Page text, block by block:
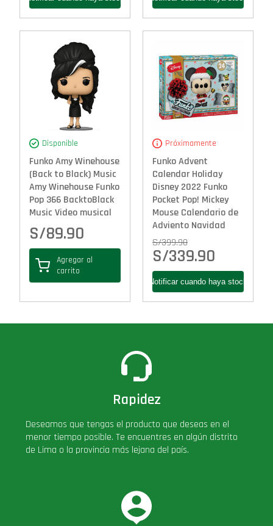
Disponible
Funko Amy Winehouse
(Back to Black) Music
Amy Winehouse Funko
Pop 366 BacktoBlack
Music Video musical
S/89.90
Agregar al
carrito
Próximamente
Funko Advent
Calendar Holiday
Disney 2022 Funko
Pocket Pop! Mickey
Mouse Calendario de
Adviento Navidad
S/399.90
S/339.90
Rapidez
Deseamos que tengas el producto que deseas en el
menor tiempo posible. Te encuentres en algún distrito
de Lima o la provincia más lejana del país.